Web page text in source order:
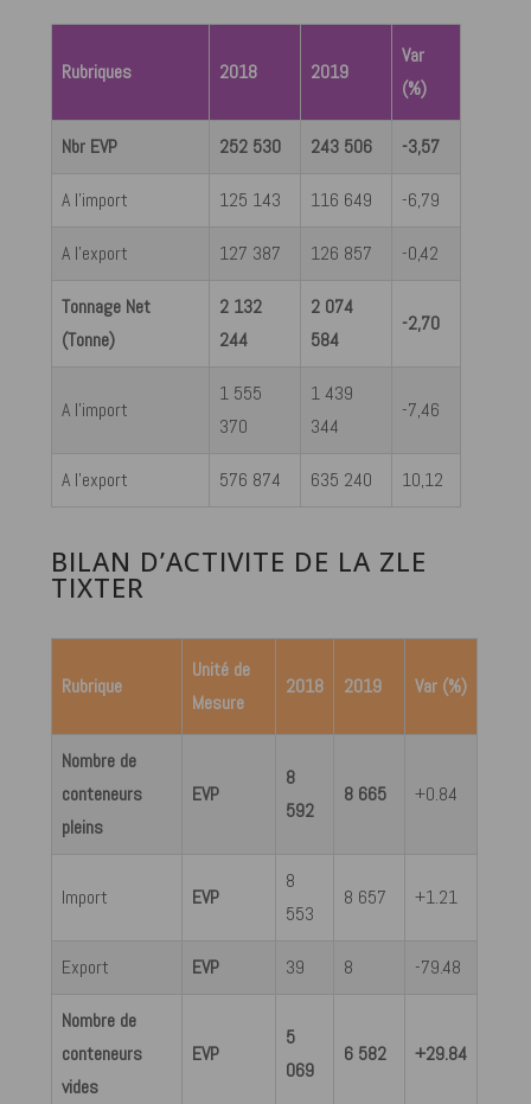
Rubriques 2018 2019
Var
(%)
Nbr EVP 252 530 243 506 -3,57
A l’import 125 143 116 649 -6,79
A l’export 127 387 126 857 -0,42
Tonnage Net
(Tonne)
2 132
244
2 074
584
-2,70
A l’import
1 555
370
1 439
344
-7,46
A l’export 576 874 635 240 10,12
BILAN D’ACTIVITE DE LA ZLE
TIXTER
Rubrique
Unité de
Mesure
2018 2019 Var (%)
Nombre de
conteneurs
pleins
EVP
8
592
8 665 +0.84
Import EVP
8
553
8 657 +1.21
Export EVP 39 8 -79.48
Nombre de
conteneurs
vides
EVP
5
069
6 582 +29.84